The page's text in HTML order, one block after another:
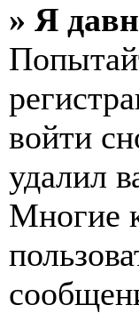
» Я
войти
удалил
Многие